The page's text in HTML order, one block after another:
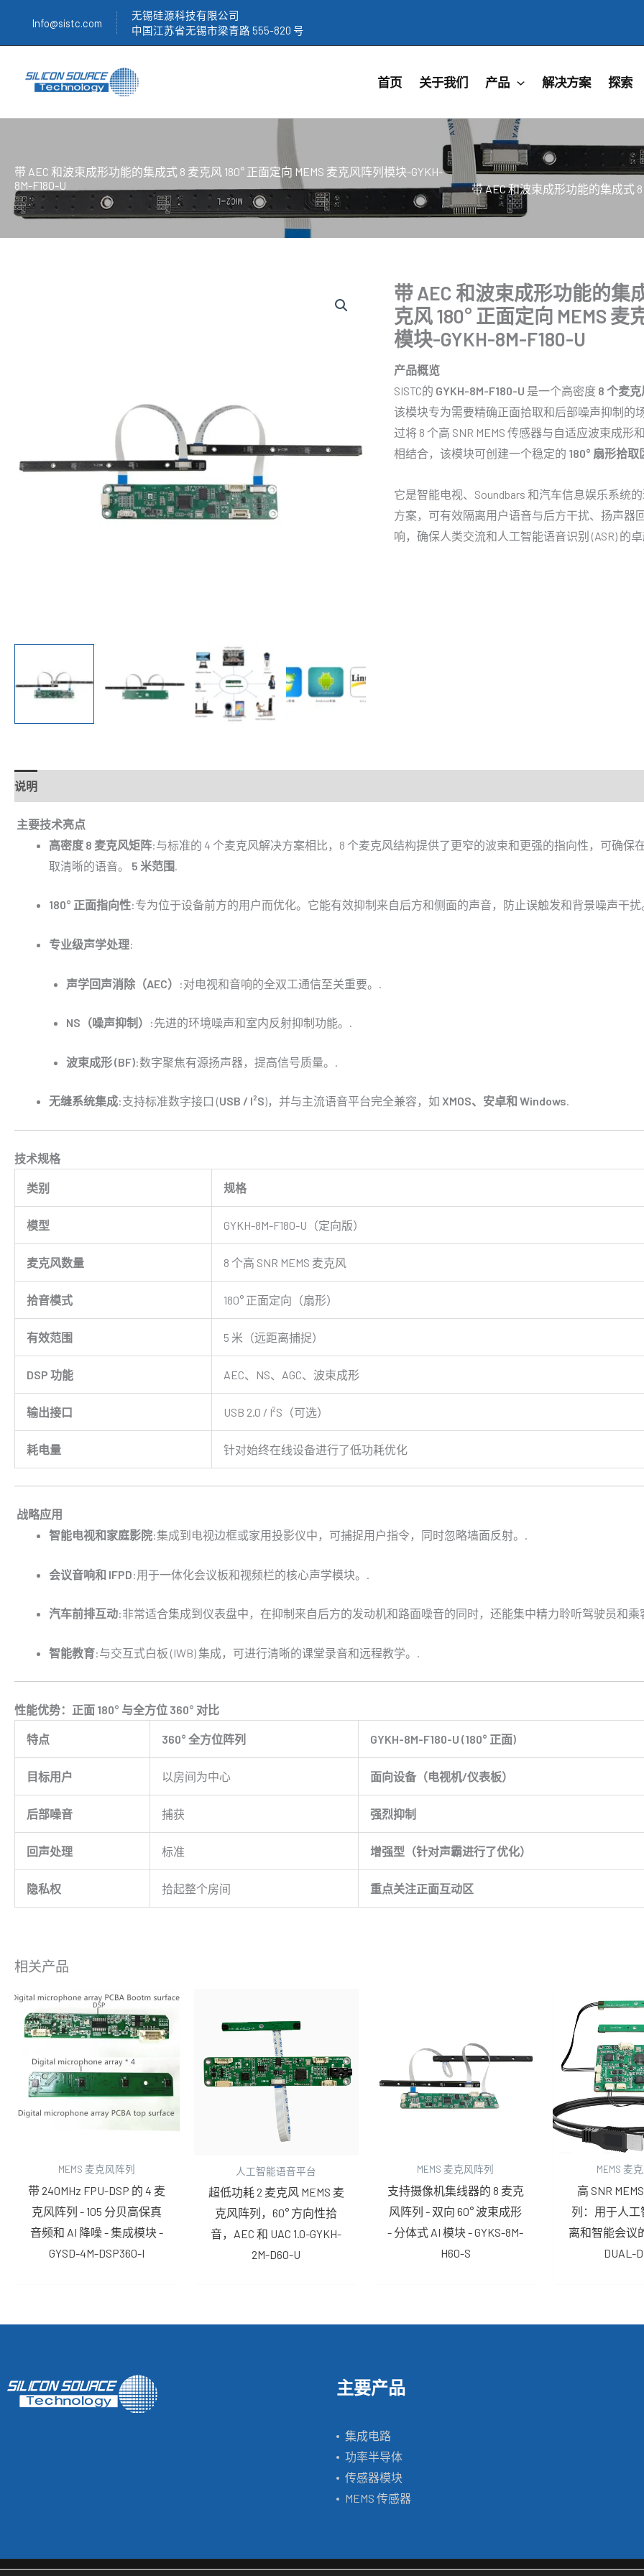
Info@sistc.com
无锡硅源科技有限公司
中国江苏省无锡市梁青路 555-820 号
首页 关于我们 产品 解决方案 探索
带 AEC 和波束成形功能的集成式 8 麦克风 180° 正面定向 MEMS 麦克风阵列模块-GYKH-
8M-F180-U
带 AEC 和波束成形功能的集成式 8
带 AEC 和波束成形功能的集
克风 180° 正面定向 MEMS 麦
模块-GYKH-8M-F180-U
产品概览
SISTC的 GYKH-8M-F180-U 是一个高密度 8 个麦克
该模块专为需要精确正面拾取和后部噪声抑制的
过将 8 个高 SNR MEMS 传感器与自适应波束成形
相结合，该模块可创建一个稳定的 180° 扇形拾取
它是智能电视、Soundbars 和汽车信息娱乐系统
方案，可有效隔离用户语音与后方干扰、扬声器
响，确保人类交流和人工智能语音识别 (ASR) 的
说明
主要技术亮点
高密度 8 麦克风矩阵:与标准的 4 个麦克风解决方案相比，8 个麦克风结构提供了更窄的波束和更强的指向性，可确保
取清晰的语音。 5 米范围.
180° 正面指向性:专为位于设备前方的用户而优化。它能有效抑制来自后方和侧面的声音，防止误触发和背景噪声干扰
专业级声学处理:
声学回声消除（AEC） :对电视和音响的全双工通信至关重要。.
NS（噪声抑制） :先进的环境噪声和室内反射抑制功能。.
波束成形 (BF):数字聚焦有源扬声器，提高信号质量。.
无缝系统集成:支持标准数字接口 (USB / I²S)，并与主流语音平台完全兼容，如 XMOS、安卓和 Windows.
技术规格
类别 规格
模型 GYKH-8M-F180-U（定向版）
麦克风数量 8 个高 SNR MEMS 麦克风
拾音模式 180° 正面定向（扇形）
有效范围 5 米（远距离捕捉）
DSP 功能 AEC、NS、AGC、波束成形
输出接口 USB 2.0 / I²S（可选）
耗电量 针对始终在线设备进行了低功耗优化
战略应用
智能电视和家庭影院:集成到电视边框或家用投影仪中，可捕捉用户指令，同时忽略墙面反射。.
会议音响和 IFPD:用于一体化会议板和视频栏的核心声学模块。.
汽车前排互动:非常适合集成到仪表盘中，在抑制来自后方的发动机和路面噪音的同时，还能集中精力聆听驾驶员和乘
智能教育:与交互式白板 (IWB) 集成，可进行清晰的课堂录音和远程教学。.
性能优势：正面 180° 与全方位 360° 对比
特点 360° 全方位阵列 GYKH-8M-F180-U (180° 正面)
目标用户 以房间为中心 面向设备（电视机/仪表板）
后部噪音 捕获 强烈抑制
回声处理 标准 增强型（针对声霸进行了优化）
隐私权 拾起整个房间 重点关注正面互动区
相关产品
MEMS 麦克风阵列
带 240MHz FPU-DSP 的 4 麦
克风阵列 - 105 分贝高保真
音频和 AI 降噪 - 集成模块 -
GYSD-4M-DSP360-I
人工智能语音平台
超低功耗 2 麦克风 MEMS 麦
克风阵列，60° 方向性拾
音，AEC 和 UAC 1.0-GYKH-
2M-D60-U
MEMS 麦克风阵列
支持摄像机集线器的 8 麦克
风阵列 - 双向 60° 波束成形
- 分体式 AI 模块 - GYKS-8M-
H60-S
MEMS 麦
高 SNR
列：用于人工
离和智能会议
DUAL-
主要产品
集成电路
功率半导体
传感器模块
MEMS 传感器